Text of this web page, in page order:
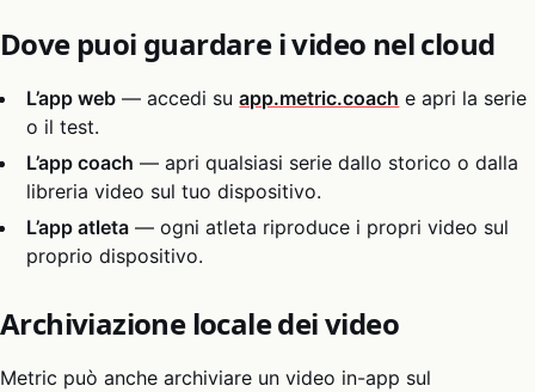
Dove puoi guardare i video nel cloud
L’app web — accedi suapp.metric.coach e apri la serie
o il test.
L’app coach — apri qualsiasi serie dallo storico o dalla
libreria video sul tuo dispositivo.
L’app atleta — ogni atleta riproduce i propri video sul
proprio dispositivo.
Archiviazione locale dei video
Metric può anche archiviare un video in-app sul